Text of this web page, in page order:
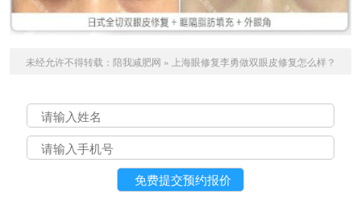
未经允许不得转载： 陪我减肥网 » 上海眼修复李勇做双眼皮修复怎么样？